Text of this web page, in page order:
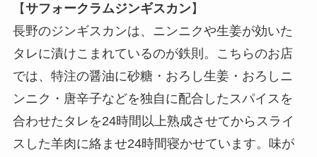
【サフォークラムジンギスカン】
長野のジンギスカンは、ニンニクや生姜が効いた
タレに漬けこまれているのが鉄則。こちらのお店
では、特注の醤油に砂糖・おろし生姜・おろしニ
ンニク・唐辛子などを独自に配合したスパイスを
合わせたタレを24時間以上熟成させてからスライ
スした羊肉に絡ませ24時間寝かせています。味が